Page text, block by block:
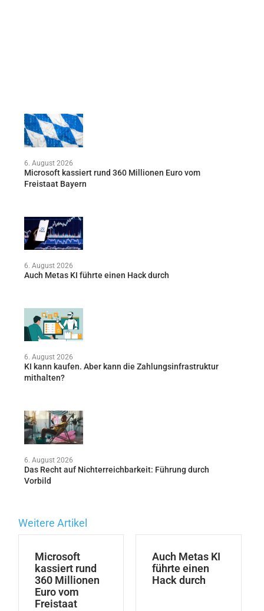
6. August 2026
Microsoft kassiert rund 360 Millionen Euro vom
Freistaat Bayern
6. August 2026
Auch Metas KI führte einen Hack durch
6. August 2026
KI kann kaufen. Aber kann die Zahlungsinfrastruktur
mithalten?
6. August 2026
Das Recht auf Nichterreichbarkeit: Führung durch
Vorbild
Weitere Artikel
Microsoft
kassiert rund
360 Millionen
Euro vom
Freistaat
Auch Metas KI
führte einen
Hack durch